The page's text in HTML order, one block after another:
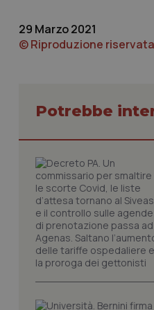
29 Marzo 2021
© Riproduzione riservata
Potrebbe